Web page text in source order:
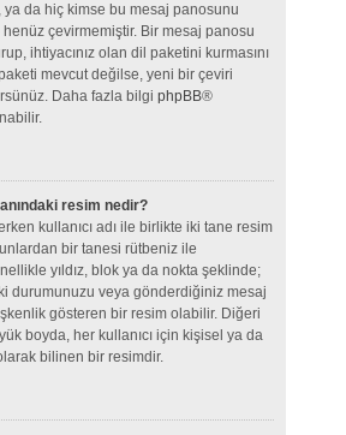
ya da hiç kimse bu mesaj panosunu
çevirmemiştir. Bir mesaj panosu
ihtiyacınız olan dil paketini kurmasını
mevcut değilse, yeni bir çeviri
Daha fazla bilgi phpBB®
resim nedir?
kullanıcı adı ile birlikte iki tane resim
bir tanesi rütbeniz ile
yıldız, blok ya da nokta şeklinde;
durumunuzu veya gönderdiğiniz mesaj
gösteren bir resim olabilir. Diğeri
boyda, her kullanıcı için kişisel ya da
bilinen bir resimdir.